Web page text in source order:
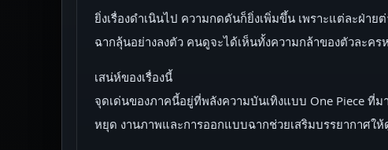
ยิ่งเรื่องดำเนินไป ความกดดันก็ยิ่งเพิ่มขึ้น เพราะแต่ละฝ่า
ฉากลุ้นอย่างลงตัว คนดูจะได้เห็นทั้งความกล้าของตัวละ
เสน่ห์ของเรื่องนี้
จุดเด่นของภาคนี้อยู่ที่พลังความบันเทิงแบบ One Piece ที่
หยุด งานภาพและการออกแบบฉากช่วยเสริมบรรยากาศใ